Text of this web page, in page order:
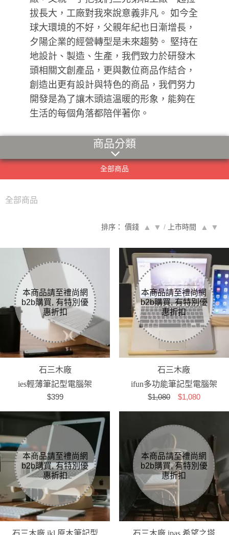
拔長大，工廠對我來說意義非凡。 如今全
球大環境的不好，父親年紀也日漸增長，
夕陽企業的經營轉型是未來趨勢。 堅持在
地設計、製造、生產，我們致力於研發木
頭相關文創產品，更與數位商品作結合，
創造出更有設計與特色的商品，我們努力
開發是為了讓木頭這溫暖的形象，能夠在
生活的每個角落都陪伴著你。
商品分類
全部商品
全部商品
排序： 價錢 ▲ ▼ / 上市時間 ▲ ▼
石三木廠
ies輕薄筆記型電腦架
$399
石三木廠
ifun多功能筆記型電腦架
$1,080$1,080
石三木廠 ikl 原木筆記型
石三木廠 ipas 希望之塔